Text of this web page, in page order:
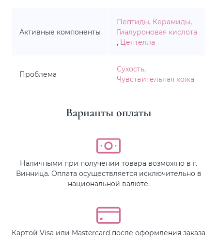
Активные компоненты
Пептиды, Керамиды,
Гиалуроновая кислота
, Центелла
Проблема
Сухость,
Чувствительная кожа
Варианты оплаты
Наличными при получении товара возможно в г.
Винница. Оплата осуществляется исключительно в
национальной валюте.
Картой Visa или Mastercard после оформления заказа